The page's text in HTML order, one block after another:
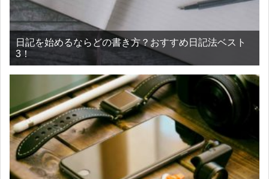
日記を始めるならどの書き方？おすすめ日記法ベスト
3！